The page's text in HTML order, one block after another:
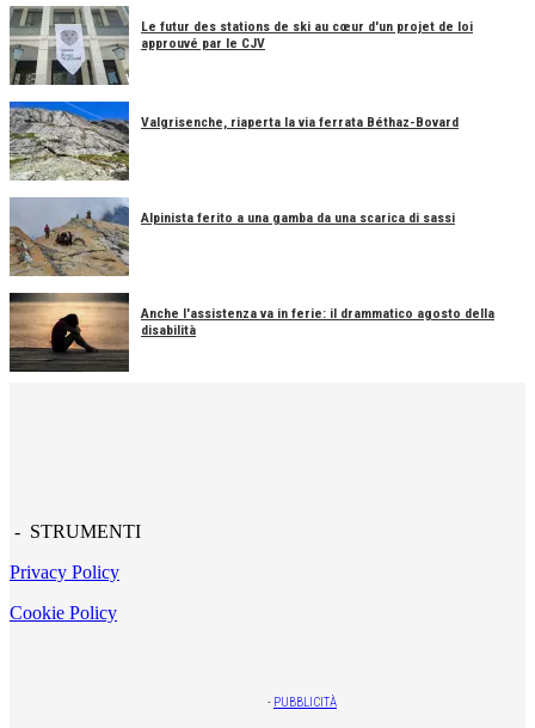
Le futur des stations de ski au cœur d'un projet de loi
approuvé par le CJV
Valgrisenche, riaperta la via ferrata Béthaz-Bovard
Alpinista ferito a una gamba da una scarica di sassi
Anche l'assistenza va in ferie: il drammatico agosto della
disabilità
- STRUMENTI
Privacy Policy
Cookie Policy
- PUBBLICITÀ